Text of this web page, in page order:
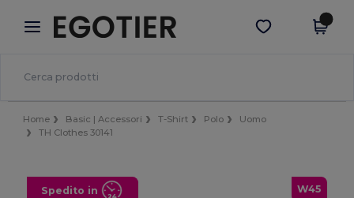
× App Egotier
Prezzi migliori sull'app!
Scarica app
Home Basic | Accessori T-Shirt Polo
Uomo
TH Clothes 30141
W45
Spedito in